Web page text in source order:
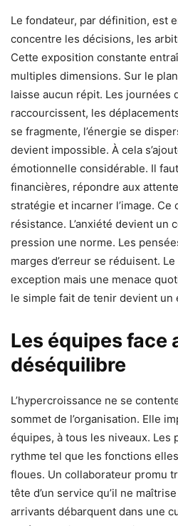
Le fondateur, par définition, est
concentre les décisions, les
Cette exposition constante
multiples dimensions. Sur le
laisse aucun répit. Les journées
raccourcissent, les
se fragmente, l’énergie se
devient impossible. À cela
émotionnelle considérable. Il
financières, répondre aux
stratégie et incarner l’image. Ce
résistance. L’anxiété devient un
pression une norme. Les
marges d’erreur se réduisent.
exception mais une menace
le simple fait de tenir devient un
Les équipes face
déséquilibre
L’hypercroissance ne se
sommet de l’organisation. Elle
équipes, à tous les niveaux. Les
rythme tel que les fonctions
floues. Un collaborateur promu
tête d’un service qu’il ne
arrivants débarquent dans une